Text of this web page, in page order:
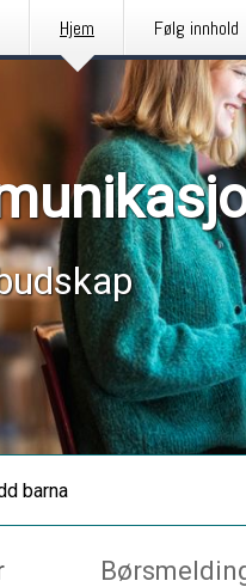
Hjem Følg innhold